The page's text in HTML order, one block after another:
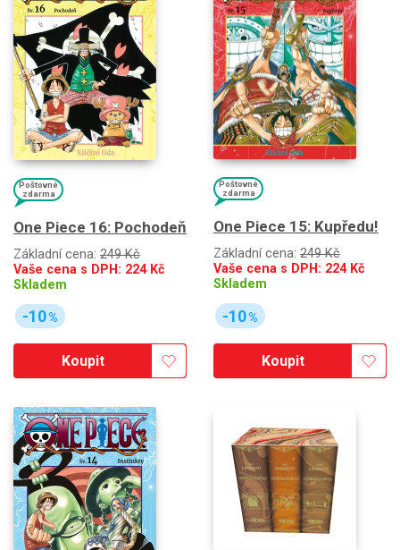
Poštovné
zdarma
One Piece 16: Pochodeň
Základní cena: 249 Kč
Vaše cena s DPH: 224Kč
Skladem
-10%
Koupit
Poštovné
zdarma
One Piece 15: Kupředu!
Základní cena: 249 Kč
Vaše cena s DPH: 224Kč
Skladem
-10%
Koupit